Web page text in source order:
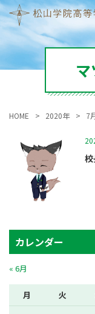
HOME 2020年 7
校
カレンダー
月 火
« 6月